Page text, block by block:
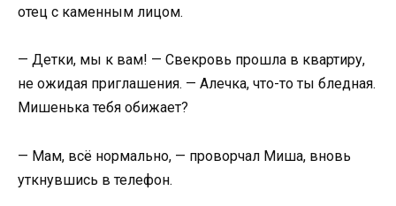
отец с каменным лицом.
— Детки, мы к вам! — Свекровь прошла в квартиру,
не ожидая приглашения. — Алечка, что-то ты бледная.
Мишенька тебя обижает?
— Мам, всё нормально, — проворчал Миша, вновь
уткнувшись в телефон.